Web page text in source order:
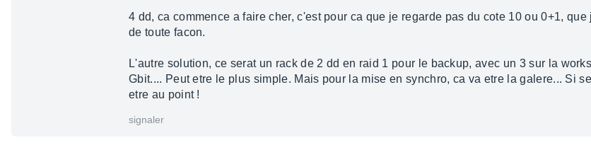
4 dd, ca commence a faire cher, c'est pour ca que je regarde pas du cote 10 ou 0+1,
de toute facon.
L'autre solution, ce serat un rack de 2 dd en raid 1 pour le backup, avec un 3 sur la
Gbit.... Peut etre le plus simple. Mais pour la mise en synchro, ca va etre la galere... Si
etre au point !
signaler